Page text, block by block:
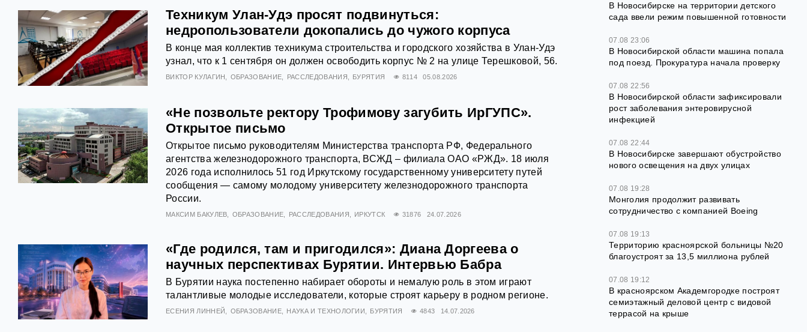
Техникум Улан-Удэ просят подвинуться:
недропользователи докопались до чужого корпуса
В конце мая коллектив техникума строительства и городского хозяйства в Улан-Удэ
узнал, что к 1 сентября он должен освободить корпус № 2 на улице Терешковой, 56.
ВИКТОР КУЛАГИН ОБРАЗОВАНИЕ РАССЛЕДОВАНИЯ БУРЯТИЯ 8114 05.08.2026
«Не позвольте ректору Трофимову загубить ИрГУПС».
Открытое письмо
Открытое письмо руководителям Министерства транспорта РФ, Федерального
агентства железнодорожного транспорта, ВСЖД – филиала ОАО «РЖД». 18 июля
2026 года исполнилось 51 год Иркутскому государственному университету путей
сообщения — самому молодому университету железнодорожного транспорта
России.
МАКСИМ БАКУЛЕВ ОБРАЗОВАНИЕ РАССЛЕДОВАНИЯ ИРКУТСК 31876 24.07.2026
«Где родился, там и пригодился»: Диана Доргеева о
научных перспективах Бурятии. Интервью Бабра
В Бурятии наука постепенно набирает обороты и немалую роль в этом играют
талантливые молодые исследователи, которые строят карьеру в родном регионе.
ЕСЕНИЯ ЛИННЕЙ ОБРАЗОВАНИЕ НАУКА И ТЕХНОЛОГИИ БУРЯТИЯ 4843 14.07.2026
В Новосибирске на территории детского
сада ввели режим повышенной готовности
07.08 23:06
В Новосибирской области машина попала
под поезд. Прокуратура начала проверку
07.08 22:56
В Новосибирской области зафиксировали
рост заболевания энтеровирусной
инфекцией
07.08 22:44
В Новосибирске завершают обустройство
нового освещения на двух улицах
07.08 19:28
Монголия продолжит развивать
сотрудничество с компанией Boeing
07.08 19:13
Территорию красноярской больницы №20
благоустроят за 13,5 миллиона рублей
07.08 19:12
В красноярском Академгородке построят
семиэтажный деловой центр с видовой
террасой на крыше